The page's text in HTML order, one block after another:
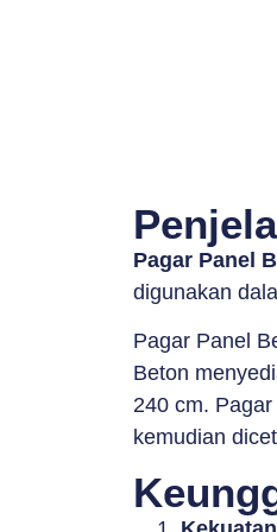
Pagar Panel
digunakan
Pagar Panel
Beton
240 cm.
kemudian